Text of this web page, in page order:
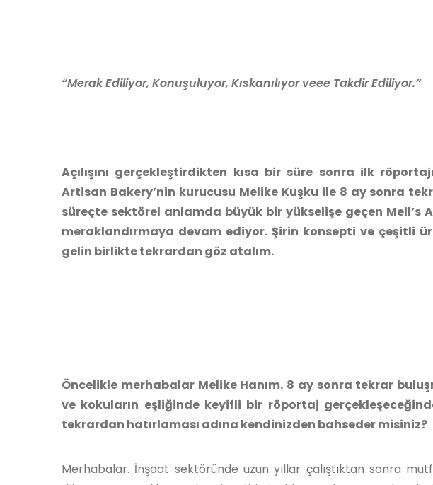
“Merak Ediliyor, Konuşuluyor, Kıskanılıyor veee Takdir Ediliyor.”
Açılışını gerçekleştirdikten kısa bir süre sonra ilk
Artisan Bakery’nin kurucusu Melike Kuşku ile 8 ay sonra
süreçte sektörel anlamda büyük bir yükselişe geçen Mell’s
meraklandırmaya devam ediyor. Şirin konsepti ve çeşitli
gelin birlikte tekrardan göz atalım.
Öncelikle merhabalar Melike Hanım. 8 ay sonra tekrar
ve kokuların eşliğinde keyifli bir röportaj
tekrardan hatırlaması adına kendinizden bahseder misiniz?
Merhabalar. İnşaat sektöründe uzun yıllar çalıştıktan sonra